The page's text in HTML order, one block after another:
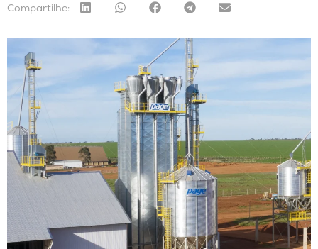
Compartilhe: